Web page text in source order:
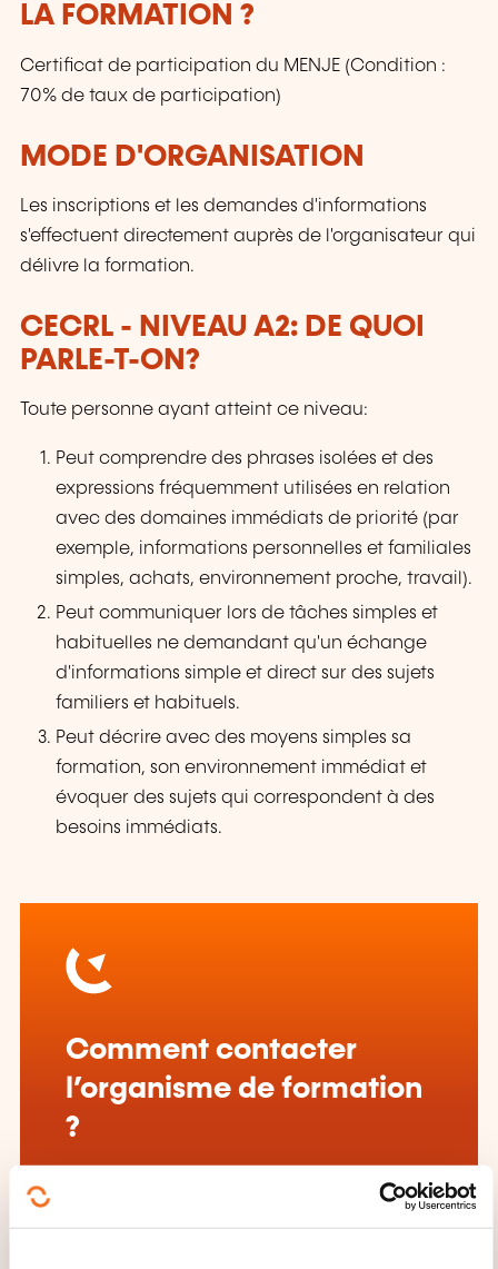
LA FORMATION ?
Certificat de participation du MENJE (Condition :
70% de taux de participation)
MODE D'ORGANISATION
Les inscriptions et les demandes d'informations
s'effectuent directement auprès de l'organisateur qui
délivre la formation.
CECRL - NIVEAU A2: DE QUOI
PARLE-T-ON?
Toute personne ayant atteint ce niveau:
Peut comprendre des phrases isolées et des
expressions fréquemment utilisées en relation
avec des domaines immédiats de priorité (par
exemple, informations personnelles et familiales
simples, achats, environnement proche, travail).
Peut communiquer lors de tâches simples et
habituelles ne demandant qu'un échange
d'informations simple et direct sur des sujets
familiers et habituels.
Peut décrire avec des moyens simples sa
formation, son environnement immédiat et
évoquer des sujets qui correspondent à des
besoins immédiats.
Comment contacter
l’organisme de formation
?
+352 26312 340 matin